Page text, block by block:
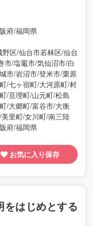
府/福岡県
区/仙台市若林区/仙台
市/塩竈市/気仙沼市/白
市/岩沼市/登米市/栗原
/七ヶ宿町/大河原町/村
/亘理町/山元町/松島
/大郷町/富谷市/大衡
里町/女川町/南三陸
府/福岡県
お気に入り保存
をはじめとする